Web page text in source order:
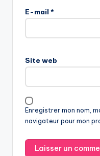
E-mail *
Site web
Enregistrer mon nom,
navigateur pour mon